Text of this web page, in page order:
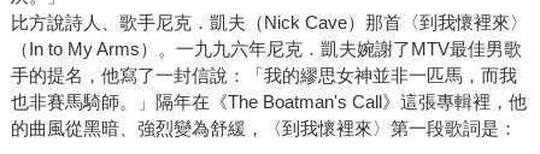
比方說詩人、歌手尼克．凱夫（Nick Cave）那首〈到我懷裡來〉
（In to My Arms）。一九九六年尼克．凱夫婉謝了MTV最佳男歌
手的提名，他寫了一封信說：「我的繆思女神並非一匹馬，而我
也非賽馬騎師。」隔年在《The Boatman's Call》這張專輯裡，他
的曲風從黑暗、強烈變為舒緩，〈到我懷裡來〉第一段歌詞是：